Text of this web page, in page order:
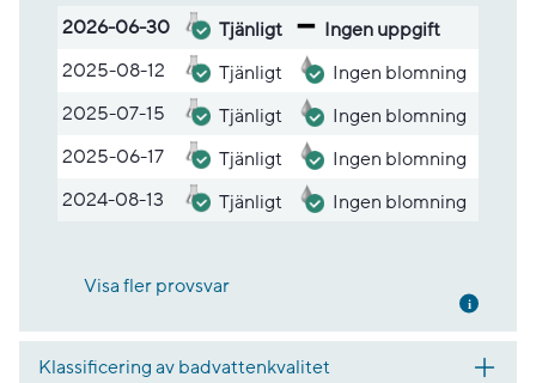
Lista med provsvar
2026-06-30
Tjänligt
Ingen uppgift
2025-08-12
Tjänligt
Ingen blomning
2025-07-15
Tjänligt
Ingen blomning
2025-06-17
Tjänligt
Ingen blomning
2024-08-13
Tjänligt Ingen blomning
Visa fler provsvar Mer
Klassificering av badvattenkvalitet